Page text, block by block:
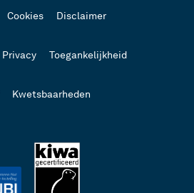
Cookies Disclaimer
Privacy Toegankelijkheid
Kwetsbaarheden